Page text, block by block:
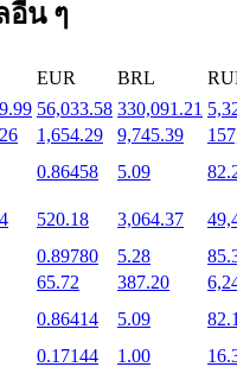
คนยอดนิยม
อื่น ๆ
EUR BRL
56,033.58 330,091.21
1,654.29 9,745.39
0.86458 5.09
520.18 3,064.37
0.89780 5.28
65.72 387.20
0.86414 5.09
0.17144 1.00